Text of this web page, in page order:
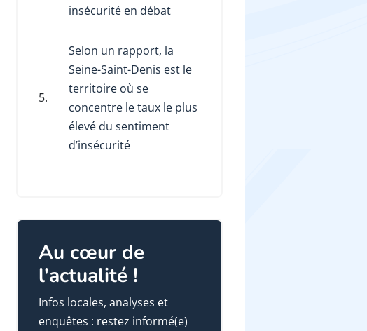
insécurité en débat
5.
Selon un rapport, la
Seine-Saint-Denis est le
territoire où se
concentre le taux le plus
élevé du sentiment
d’insécurité
Au cœur de
l'actualité !
Infos locales, analyses et
enquêtes : restez informé(e)